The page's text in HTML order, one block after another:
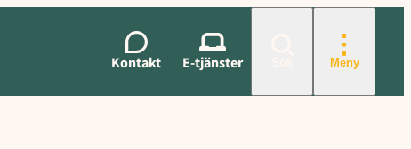
Kontakt E-tjänster Meny